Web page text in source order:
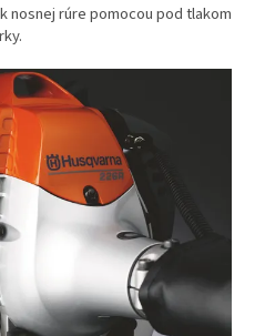
nosnej rúre pomocou pod tlakom